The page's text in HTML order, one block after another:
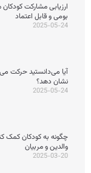
بومی و قابل اعتماد
2025-05-24
آیا می‌دانستید حرکت
نشان دهد؟
2025-05-24
چگونه به کودکان کمک
والدین و مربیان
2025-03-20